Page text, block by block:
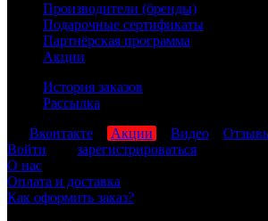
Производители (бренды)
Подарочные сертификаты
Партнёрская программа
Акции
История заказов
Рассылка
Вконтакте Акции Видео
Войти
зарегистрироваться
О нас
Оплата и доставка
Как оформить заказ?